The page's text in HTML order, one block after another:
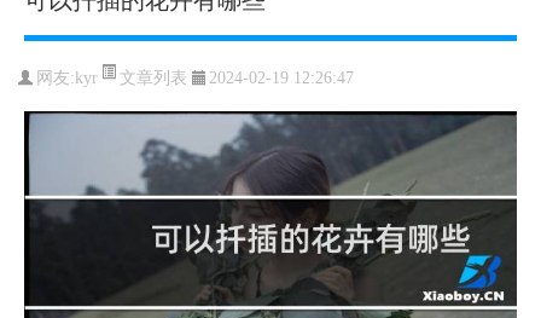
网友:kyr 文章列表 2024-02-19 12:26:47